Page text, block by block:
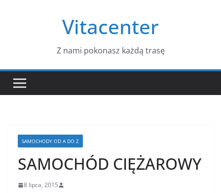
Vitacenter
Z nami pokonasz każdą trasę
SAMOCHODY OD A DO Z
SAMOCHÓD CIĘŻAROWY
8 lipca, 2015